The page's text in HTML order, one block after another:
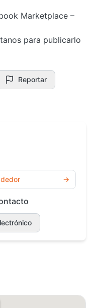
Marketplace –
para publicarlo
Reportar
→